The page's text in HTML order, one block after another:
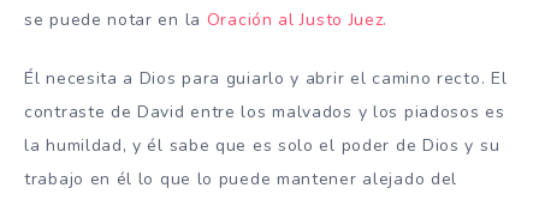
se puede notar en la Oración al Justo Juez.
Él necesita a Dios para guiarlo y abrir el caminorecto. El
contraste de David entre los malvados y los piadosos es
la humildad, y él sabe que es solo el poder de Dios y su
trabajo en él lo que lo puede mantener alejado del